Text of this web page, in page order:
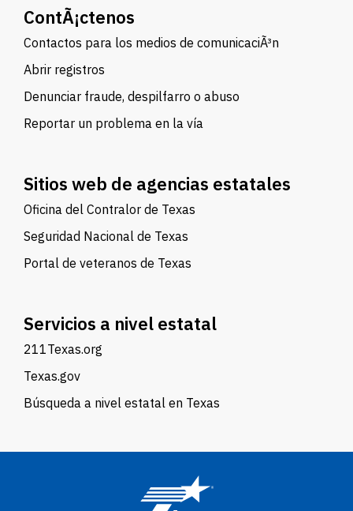
ContÃ¡ctenos
Contactos para los medios de comunicaciÃ³n
Abrir registros
Denunciar fraude, despilfarro o abuso
Reportar un problema en la vía
Sitios web de agencias estatales
Oficina del Contralor de Texas
Seguridad Nacional de Texas
Portal de veteranos de Texas
Servicios a nivel estatal
211Texas.org
Texas.gov
Búsqueda a nivel estatal en Texas